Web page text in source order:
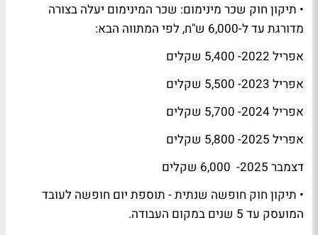
• תיקון חוק שכר מינימום: שכר המינימום יעלה בצורה
מדורגת עד ל-6,000 ש"ח, לפי המתווה הבא:
‏אפריל 2022- 5,400 שקלים
‏אפריל 2023- 5,500 שקלים
‏אפריל 2024- 5,700 שקלים
‏אפריל 2025- 5,800 שקלים
‏דצמבר 2025- 6,000 שקלים
• תיקון חוק חופשה שנתית - תוספת יום חופשה לעובד
המועסק עד 5 שנים במקום העבודה.